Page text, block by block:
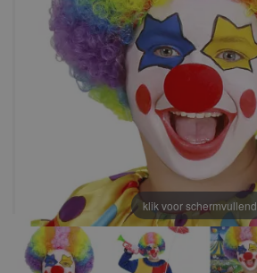
klik voor schermvullend